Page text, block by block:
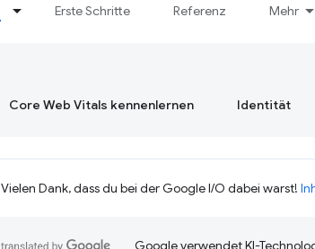
Erste Schritte Referenz Mehr
Core Web Vitals kennenlernen Identität
Vielen Dank, dass du bei der Google I/O dabei warst!
Google verwendet KI-